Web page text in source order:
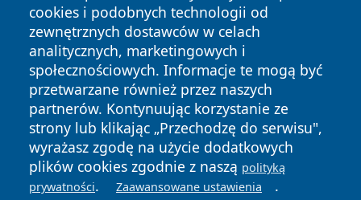
cookies i podobnych technologii od
zewnętrznych dostawców w celach
analitycznych, marketingowych i
społecznościowych. Informacje te mogą być
przetwarzane również przez naszych
partnerów. Kontynuując korzystanie ze
strony lub klikając „Przechodzę do serwisu",
wyrażasz zgodę na użycie dodatkowych
plików cookies zgodnie z naszą polityką
prywatności. Zaawansowane ustawienia .
Copyright © 2026 szczecin4u.pl Wszystkie prawa zastrzeżone.
News Autorzy
Polityka
Prywatności
Polityka
Cookies